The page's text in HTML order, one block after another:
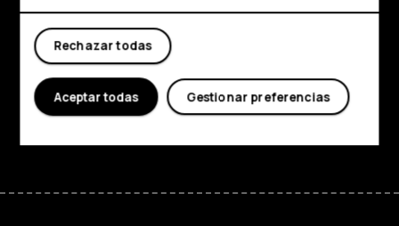
Mi cuenta
Acerca de
Planet and people
Soporte
FacebookInstagram
Tiktok
Rechazar todas
Gestionar preferencias
Aceptar todas